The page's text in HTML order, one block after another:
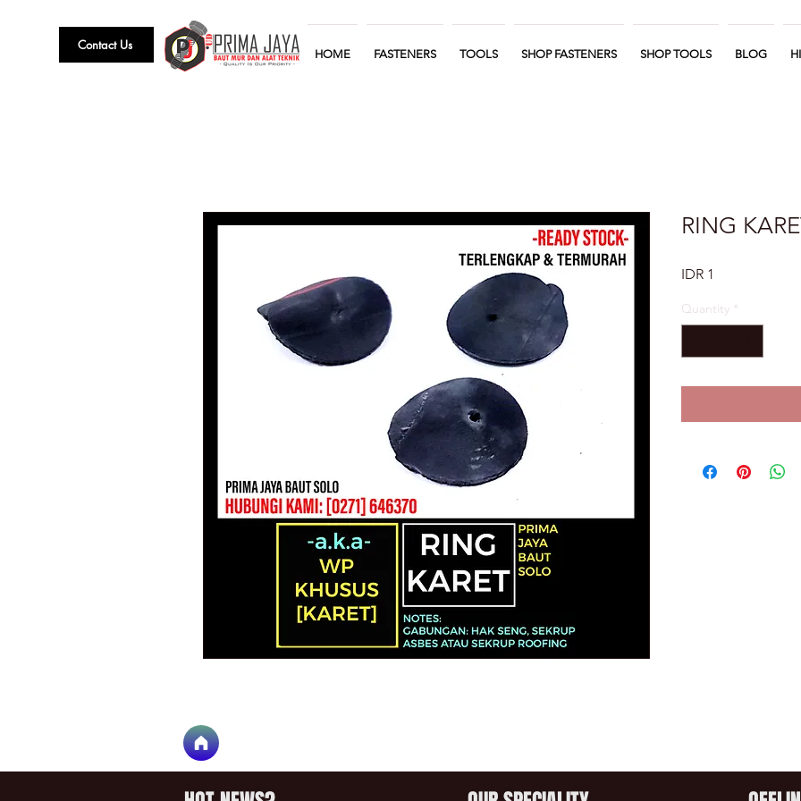
Contact Us
HOME FASTENERS TOOLS SHOP FASTENERS SHOP TOOLS BLOG
RING
IDR 1
Quantity *